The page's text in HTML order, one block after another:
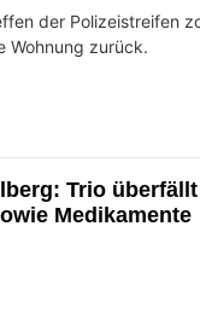
der Polizeistreifen
Wohnung zurück.
Trio überfällt
Medikamente